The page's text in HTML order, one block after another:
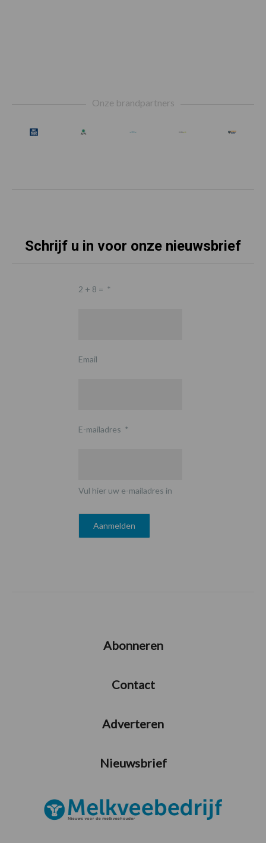
Onze brandpartners
Schrijf u in voor onze nieuwsbrief
2 + 8 = *
Email
E-mailadres *
Vul hier uw e-mailadres in
Abonneren
Contact
Adverteren
Nieuwsbrief